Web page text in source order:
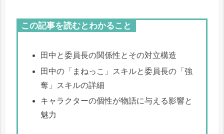
この記事を読むとわかること
田中と委員長の関係性とその対立構造
田中の「まねっこ」スキルと委員長の「強
奪」スキルの詳細
キャラクターの個性が物語に与える影響と
魅力